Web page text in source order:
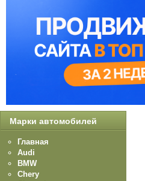
Марки автомобилей
Главная
Audi
BMW
Chery